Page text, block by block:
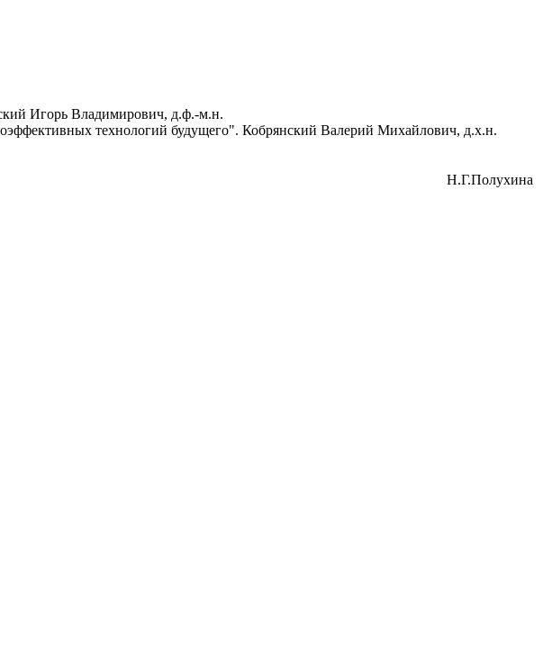
Игорь Владимирович, д.ф.-м.н.
технологий будущего". Кобрянский Валерий Михайлович, д.х.н.
Н.Г.Полухина